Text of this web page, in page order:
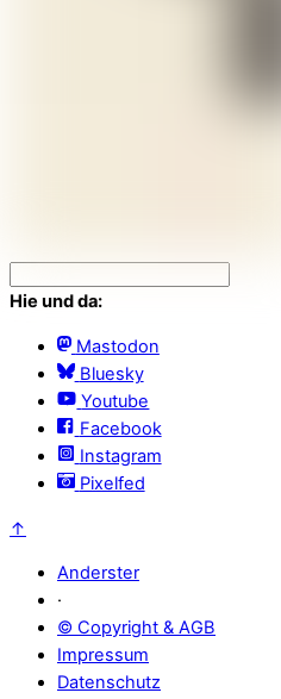
Hie und da:
Mastodon
Bluesky
Youtube
Facebook
Instagram
Pixelfed
↑
Anderster
·
© Copyright & AGB
Impressum
Datenschutz